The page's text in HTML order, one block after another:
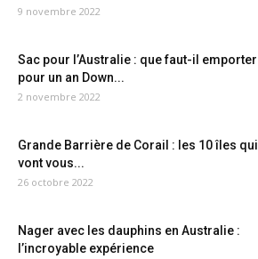
9 novembre 2022
Sac pour l’Australie : que faut-il emporter
pour un an Down...
2 novembre 2022
Grande Barrière de Corail : les 10 îles qui
vont vous...
26 octobre 2022
Nager avec les dauphins en Australie :
l’incroyable expérience